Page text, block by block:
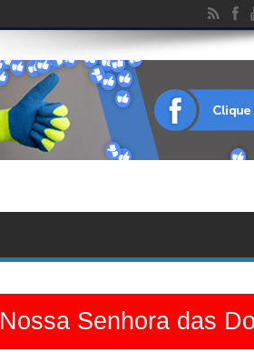
Senhora das